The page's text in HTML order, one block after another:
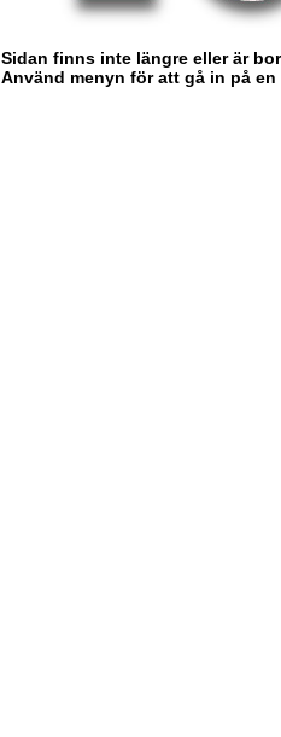
Sidan finns inte längre eller är
Använd menyn för att gå in på